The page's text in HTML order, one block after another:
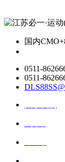
国内CMO
0511-
0511-